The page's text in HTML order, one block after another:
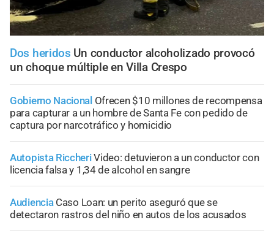
Dos heridos Un conductor alcoholizado provocó
un choque múltiple en Villa Crespo
Gobierno Nacional Ofrecen $10 millones de recompensa
para capturar a un hombre de Santa Fe con pedido de
captura por narcotráfico y homicidio
Autopista RiccheriVideo: detuvieron a un conductor con
licencia falsa y 1,34 de alcohol en sangre
Audiencia Caso Loan: un perito aseguró que se
detectaron rastros del niño en autos de los acusados